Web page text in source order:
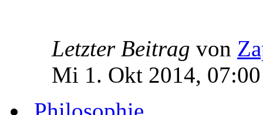
Letzter Beitrag von
Mi 1. Okt 2014, 07:00